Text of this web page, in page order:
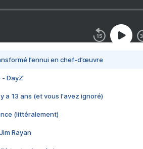
l’ennui en chef-d’œuvre
- DayZ
a 13 ans (et vous l'avez ignoré)
(littéralement)
Rayan